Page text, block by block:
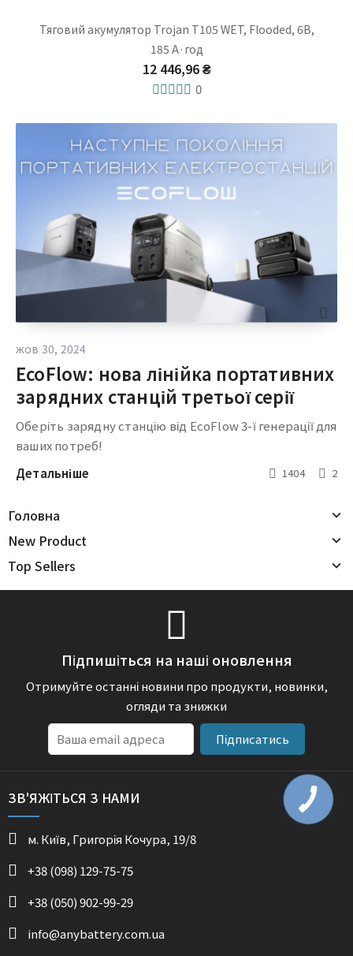
Головна
New Product
Top Sellers
Тяговий акумулятор Trojan T105 WET, Flooded, 6В,
185 А·год
12 446,96 ₴
0
жов 30, 2024
EcoFlow: нова лінійка портативних
зарядних станцій третьої серії
Оберіть зарядну станцію від EcoFlow 3-ї генерації для
ваших потреб!
Детальніше
1404 2
Підпишіться на наші оновлення
Отримуйте останні новини про продукти, новинки,
огляди та знижки
Підписатись
ЗВ'ЯЖІТЬСЯ З НАМИ
м. Київ, Григорія Кочура, 19/8
+38 (098) 129-75-75
+38 (050) 902-99-29
info@anybattery.com.ua